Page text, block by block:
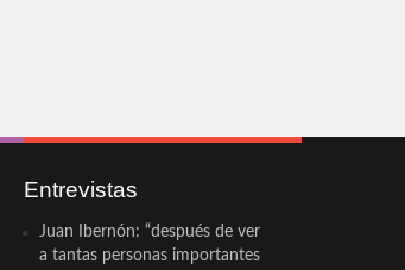
Entrevistas
Juan Ibernón: “después de ver
a tantas personas importantes